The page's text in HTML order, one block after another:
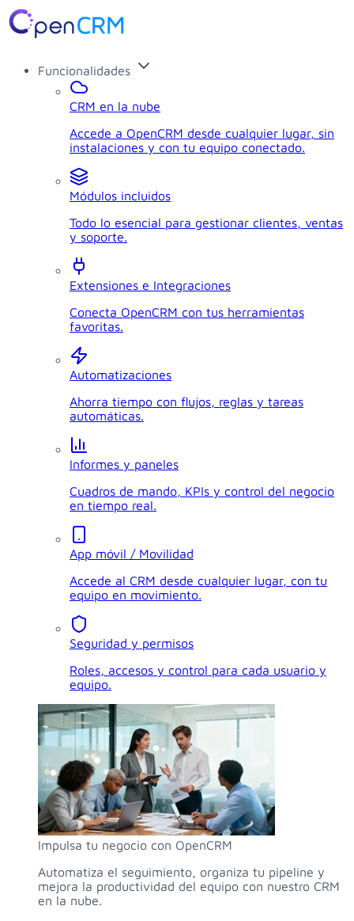
Funcionalidades
CRM en la nube
Accede a OpenCRM desde cualquier lugar, sin
instalaciones y con tu equipo conectado.
Módulos incluidos
Todo lo esencial para gestionar clientes, ventas
y soporte.
Extensiones e Integraciones
Conecta OpenCRM con tus herramientas
favoritas.
Automatizaciones
Ahorra tiempo con flujos, reglas y tareas
automáticas.
Informes y paneles
Cuadros de mando, KPIs y control del negocio
en tiempo real.
App móvil / Movilidad
Accede al CRM desde cualquier lugar, con tu
equipo en movimiento.
Seguridad y permisos
Roles, accesos y control para cada usuario y
equipo.
Impulsa tu negocio con OpenCRM
Automatiza el seguimiento, organiza tu pipeline y
mejora la productividad del equipo con nuestro CRM
en la nube.